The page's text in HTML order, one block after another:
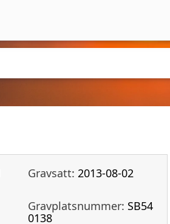
Gravsatt: 2013-08-02
Gravplatsnummer: SB54
0138